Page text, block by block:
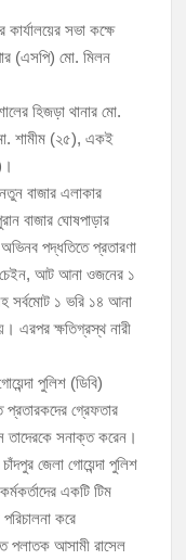
আ,ন,ম এহসানুল
বাবলুর মৃত্যুতে স্মরণ
৩ মাদক কারবারি
সভা কক্ষে
(এসপি) মো. মিলন
হিজড়া থানার মো.
শামীম (২৫), একই
বাজার এলাকার
বাজার ঘোষপাড়ার
অভিনব পদ্ধতিতে প্রতারণা
চেইন, আট আনা ওজনের ১
সর্বমোট ১ ভরি ১৪ আনা
এরপর ক্ষতিগ্রস্থ নারী
পুলিশ (ডিবি)
প্রতারকদের গ্রেফতার
তাদেরকে সনাক্ত করেন।
জেলা গোয়েন্দা পুলিশ
একটি টিম
করে
পলাতক আসামী রাসেল